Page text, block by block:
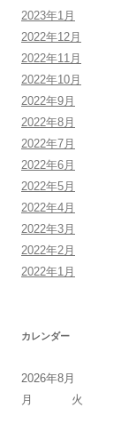
2023年1月
2022年12月
2022年11月
2022年10月
2022年9月
2022年8月
2022年7月
2022年6月
2022年5月
2022年4月
2022年3月
2022年2月
2022年1月
カレンダー
2026年8月
月
火